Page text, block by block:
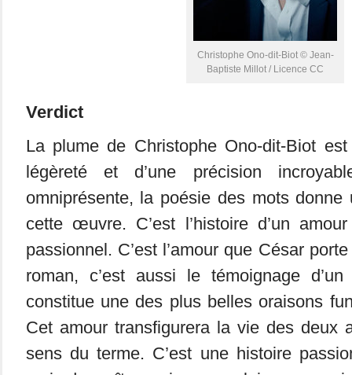
Christophe Ono-dit-Biot © Jean-
Baptiste Millot / Licence CC
Verdict
La plume de Christophe Ono-dit-Biot est
légèreté et d’une précision
omniprésente, la poésie des mots
cette œuvre. C’est l’histoire d’un
passionnel. C’est l’amour que César
roman, c’est aussi le témoignage
constitue une des plus belles oraisons
Cet amour transfigurera la vie des deux
sens du terme. C’est une histoire